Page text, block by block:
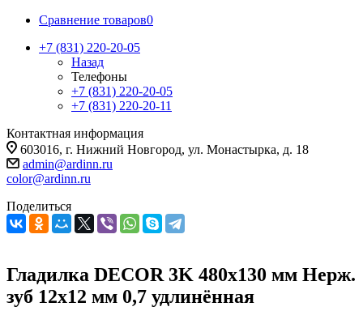
Сравнение товаров0
+7 (831) 220-20-05
Назад
Телефоны
+7 (831) 220-20-05
+7 (831) 220-20-11
Контактная информация
603016, г. Нижний Новгород, ул. Монастырка, д. 18
admin@ardinn.ru
color@ardinn.ru
Поделиться
Гладилка DЕCOR 3K 480х130 мм Нерж.
зуб 12х12 мм 0,7 удлинённая